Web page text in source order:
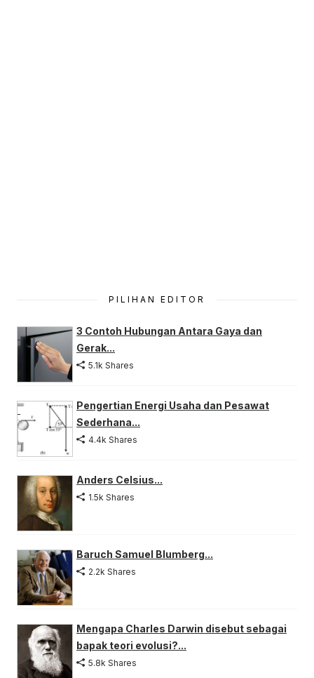
PILIHAN EDITOR
3 Contoh Hubungan Antara Gaya dan
Gerak...
5.1k Shares
Pengertian Energi Usaha dan Pesawat
Sederhana...
4.4k Shares
Anders Celsius...
1.5k Shares
Baruch Samuel Blumberg...
2.2k Shares
Mengapa Charles Darwin disebut sebagai
bapak teori evolusi?...
5.8k Shares